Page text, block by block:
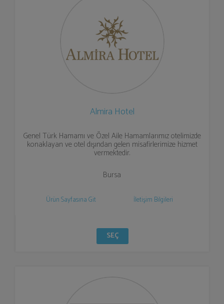
Almira Hotel
Genel Türk Hamamı ve Özel Aile Hamamlarımız otelimizde
konaklayan ve otel dışından gelen misafirlerimize hizmet
vermektedir.
Bursa
Ürün Sayfasına Git İletişim Bilgileri
SEÇ